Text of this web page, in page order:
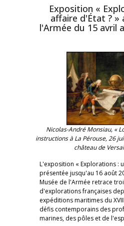
Exposition «
affaire d'État ? »
l'Armée du 15 avril
Nicolas-André Monsiau, «
instructions à La Pérouse, 26
château de
L'exposition « Explorations :
présentée jusqu'au 16 août
Musée de l'Armée retrace
d'explorations françaises
expéditions maritimes du XVIII
défis contemporains des
marines, des pôles et de